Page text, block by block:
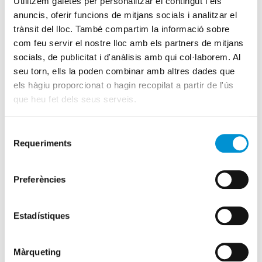
anuncis, oferir funcions de mitjans socials i analitzar el
trànsit del lloc. També compartim la informació sobre
com feu servir el nostre lloc amb els partners de mitjans
socials, de publicitat i d'anàlisis amb qui col·laborem. Al
seu torn, ells la poden combinar amb altres dades que
els hàgiu proporcionat o hagin recopilat a partir de l'ús
que heu fet dels seus serveis.
Requeriments
Preferències
Estadístiques
Màrqueting
Maria Passalacqua
Assessora experta amb més de 25
anys d'experiència en diagnosi i auditories ambientals, disseny
i implantació de sistemes de gestió ambiental ISO 14001 i
+34 93 2957807
formacio@serveis.eic.cat